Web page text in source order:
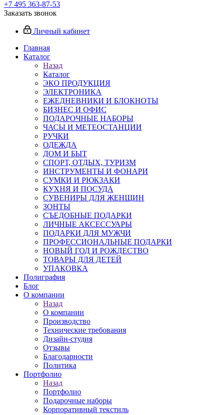
+7 495 363-87-53
Заказать звонок
Личный кабинет
Главная
Каталог
Назад
Каталог
ЭКО ПРОДУКЦИЯ
ЭЛЕКТРОНИКА
ЕЖЕДНЕВНИКИ И БЛОКНОТЫ
БИЗНЕС И ОФИС
ПОДАРОЧНЫЕ НАБОРЫ
ЧАСЫ И МЕТЕОСТАНЦИИ
РУЧКИ
ОДЕЖДА
ДОМ И БЫТ
СПОРТ, ОТДЫХ, ТУРИЗМ
ИНСТРУМЕНТЫ И ФОНАРИ
СУМКИ И РЮКЗАКИ
КУХНЯ И ПОСУДА
СУВЕНИРЫ ДЛЯ ЖЕНЩИН
ЗОНТЫ
СЪЕДОБНЫЕ ПОДАРКИ
ЛИЧНЫЕ АКСЕССУАРЫ
ПОДАРКИ ДЛЯ МУЖЧИ
ПРОФЕССИОНАЛЬНЫЕ ПОДАРКИ
НОВЫЙ ГОД И РОЖДЕСТВО
ТОВАРЫ ДЛЯ ДЕТЕЙ
УПАКОВКА
Полиграфия
Блог
О компании
Назад
О компании
Производство
Технические требования
Дизайн-студия
Отзывы
Благодарности
Политика
Портфолио
Назад
Портфолио
Подарочные наборы
Корпоративный текстиль